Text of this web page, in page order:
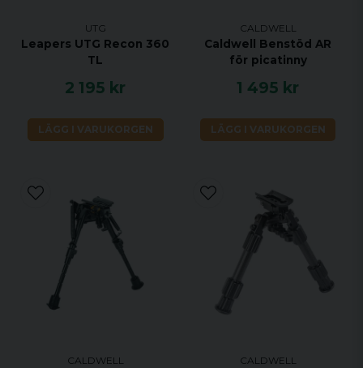
UTG
Leapers UTG Recon 360
TL
2 195 kr
LÄGG I VARUKORGEN
CALDWELL
Caldwell Benstöd AR
för picatinny
1 495 kr
LÄGG I VARUKORGEN
CALDWELL CALDWELL